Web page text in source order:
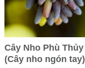
Cây Nho Phù Thủy
(Cây nho ngón tay)